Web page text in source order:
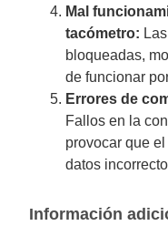
Mal
tacómetro:
bloqueadas,
de funcionar
Errores de
Fallos en la
provocar que
datos
Información